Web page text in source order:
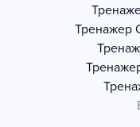
Тренажер